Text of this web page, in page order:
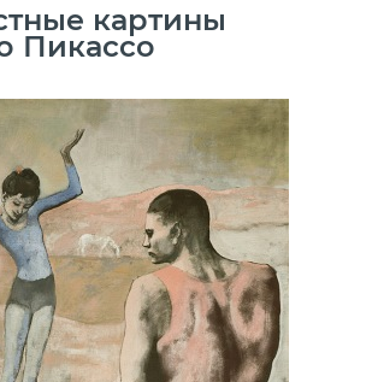
картины
Пикассо